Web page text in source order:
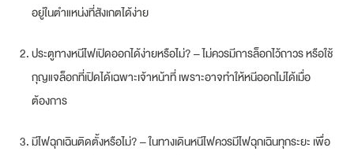
อยู่ในตำแหน่งที่สังเกตได้ง่าย
ประตูทางหนีไฟเปิดออกได้ง่ายหรือไม่? – ไม่ควรมีการล็อกไว้ถาวร หรือใช้
กุญแจล็อกที่เปิดได้เฉพาะเจ้าหน้าที่ เพราะอาจทำให้หนีออกไม่ได้เมื่อ
ต้องการ
มีไฟฉุกเฉินติดตั้งหรือไม่? – ในทางเดินหนีไฟควรมีไฟฉุกเฉินทุกระยะ เพื่อ